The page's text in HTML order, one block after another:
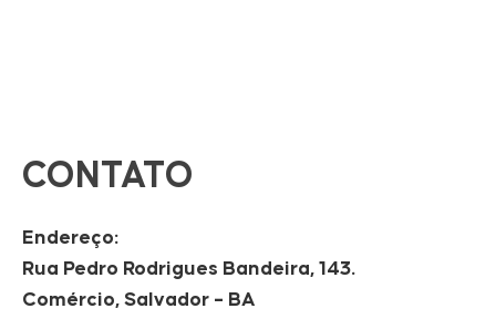
CONTATO
Endereço:
Rua Pedro Rodrigues Bandeira, 143.
Comércio, Salvador – BA